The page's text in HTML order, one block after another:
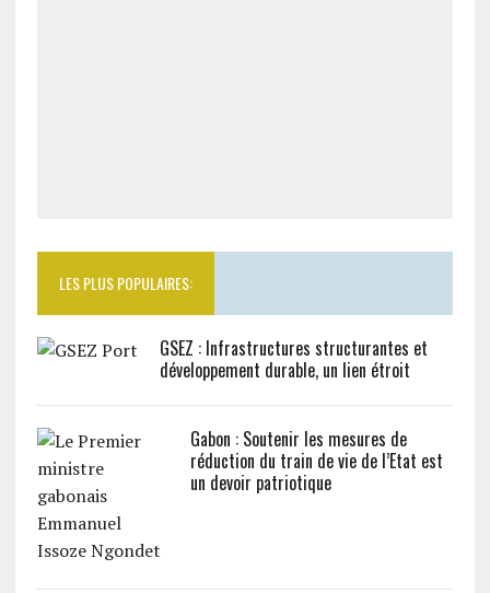
LES PLUS POPULAIRES:
GSEZ : Infrastructures structurantes et
développement durable, un lien étroit
Gabon : Soutenir les mesures de
réduction du train de vie de l’Etat est
un devoir patriotique